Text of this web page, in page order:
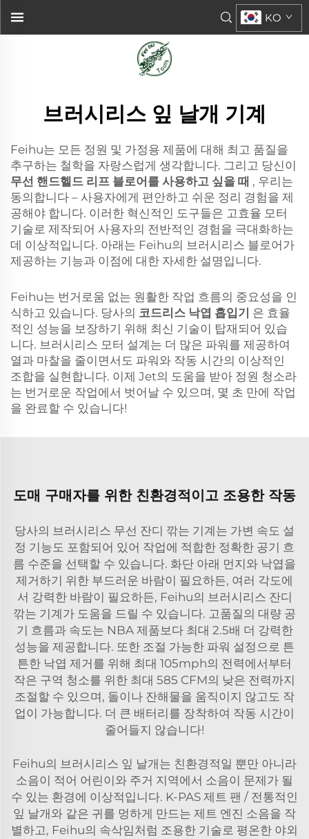
KO
브러시리스 잎 날개 기계
Feihu는 모든 정원 및 가정용 제품에 대해 최고 품질을
추구하는 철학을 자랑스럽게 생각합니다. 그리고 당신이
무선 핸드헬드 리프 블로어를 사용하고 싶을 때 , 우리는
동의합니다 – 사용자에게 편안하고 쉬운 정리 경험을 제
공해야 합니다. 이러한 혁신적인 도구들은 고효율 모터
기술로 제작되어 사용자의 전반적인 경험을 극대화하는
데 이상적입니다. 아래는 Feihu의 브러시리스 블로어가
제공하는 기능과 이점에 대한 자세한 설명입니다.
Feihu는 번거로움 없는 원활한 작업 흐름의 중요성을 인
식하고 있습니다. 당사의 코드리스 낙엽 흡입기 은 효율
적인 성능을 보장하기 위해 최신 기술이 탑재되어 있습
니다. 브러시리스 모터 설계는 더 많은 파워를 제공하여
열과 마찰을 줄이면서도 파워와 작동 시간의 이상적인
조합을 실현합니다. 이제 Jet의 도움을 받아 정원 청소라
는 번거로운 작업에서 벗어날 수 있으며, 몇 초 만에 작업
을 완료할 수 있습니다!
도매 구매자를 위한 친환경적이고 조용한 작동
당사의 브러시리스 무선 잔디 깎는 기계는 가변 속도 설
정 기능도 포함되어 있어 작업에 적합한 정확한 공기 흐
름 수준을 선택할 수 있습니다. 화단 아래 먼지와 낙엽을
제거하기 위한 부드러운 바람이 필요하든, 여러 각도에
서 강력한 바람이 필요하든, Feihu의 브러시리스 잔디
깎는 기계가 도움을 드릴 수 있습니다. 고품질의 대량 공
기 흐름과 속도는 NBA 제품보다 최대 2.5배 더 강력한
성능을 제공합니다. 또한 조절 가능한 파워 설정으로 튼
튼한 낙엽 제거를 위해 최대 105mph의 전력에서부터
작은 구역 청소를 위한 최대 585 CFM의 낮은 전력까지
조절할 수 있으며, 돌이나 잔해물을 움직이지 않고도 작
업이 가능합니다. 더 큰 배터리를 장착하여 작동 시간이
줄어들지 않습니다!
Feihu의 브러시리스 잎 날개는 친환경적일 뿐만 아니라
소음이 적어 어린이와 주거 지역에서 소음이 문제가 될
수 있는 환경에 이상적입니다. K-PAS 제트 팬 / 전통적인
잎 날개와 같은 귀를 멍하게 만드는 제트 엔진 소음을 작
별하고, Feihu의 속삭임처럼 조용한 기술로 평온한 야외